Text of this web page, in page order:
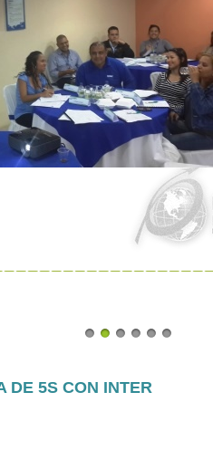
DE 5S CON INTER